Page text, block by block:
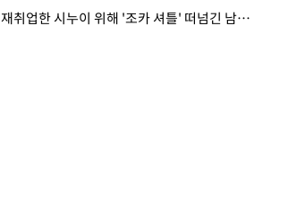
· 재취업한 시누이 위해 '조카 셔틀' 떠넘긴 남편…아내 "난 못한다"